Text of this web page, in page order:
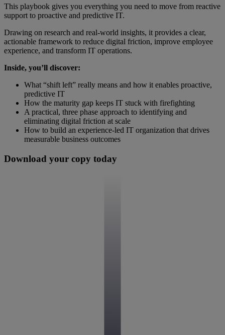
This playbook gives you everything you need to move from reactive
support to proactive and predictive IT.
Drawing on research and real-world insights, it provides a clear,
actionable framework to reduce digital friction, improve employee
experience, and transform IT operations.
Inside, you’ll discover:
What “shift left” really means and how it enables proactive,
predictive IT
How the maturity gap keeps IT stuck with firefighting
A practical, three phase approach to identifying and
eliminating digital friction at scale
How to build an experience-led IT organization that drives
measurable business outcomes
Download your copy today